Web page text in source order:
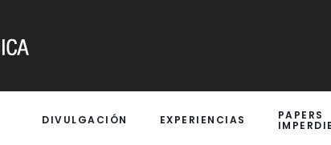
DIVULGACIÓN EXPERIENCIAS PAPERS